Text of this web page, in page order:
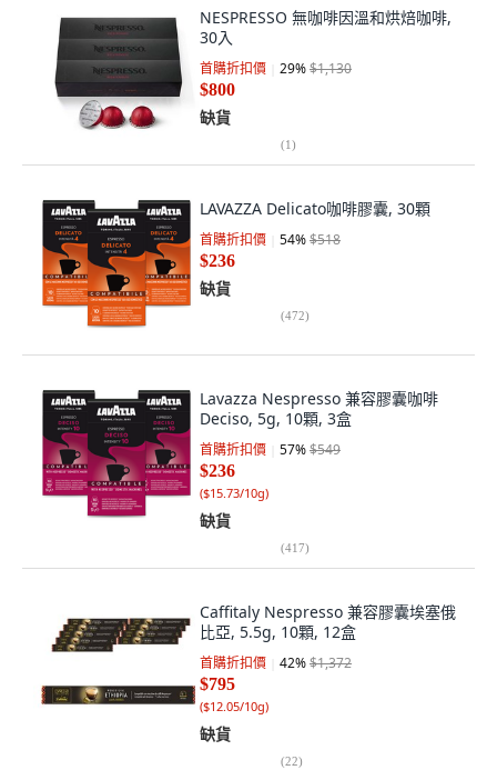
NESPRESSO 無咖啡因溫和烘焙咖啡,
30入
首購折扣價 29%$1,130
$800
缺貨
(1)
LAVAZZA Delicato咖啡膠囊, 30顆
首購折扣價 54%$518
$236
缺貨
(472)
Lavazza Nespresso 兼容膠囊咖啡
Deciso, 5g, 10顆, 3盒
首購折扣價 57%$549
$236
($15.73/10g)
缺貨
(417)
Caffitaly Nespresso 兼容膠囊埃塞俄
比亞, 5.5g, 10顆, 12盒
首購折扣價 42%$1,372
$795
($12.05/10g)
缺貨
(22)